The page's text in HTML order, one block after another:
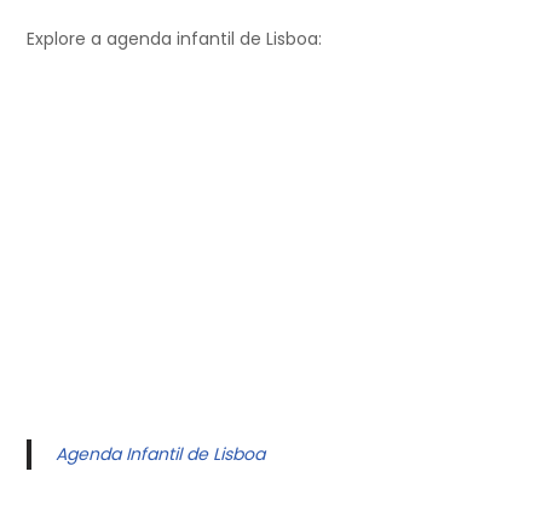
Explore a agenda infantil de Lisboa:
Agenda Infantil de Lisboa